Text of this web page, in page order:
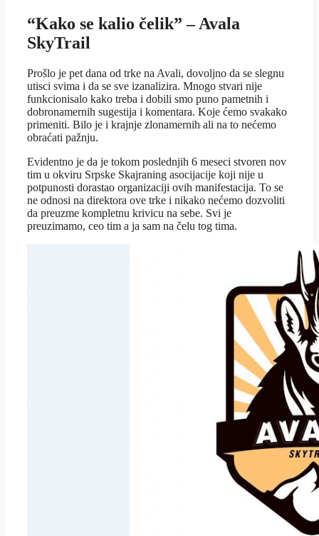
“Kako se kalio čelik” – Avala
SkyTrail
Prošlo je pet dana od trke na Avali, dovoljno da se slegnu
utisci svima i da se sve izanalizira. Mnogo stvari nije
funkcionisalo kako treba i dobili smo puno pametnih i
dobronamernih sugestija i komentara. Koje ćemo svakako
primeniti. Bilo je i krajnje zlonamernih ali na to nećemo
obraćati pažnju.
Evidentno je da je tokom poslednjih 6 meseci stvoren nov
tim u okviru Srpske Skajraning asocijacije koji nije u
potpunosti dorastao organizaciji ovih manifestacija. To se
ne odnosi na direktora ove trke i nikako nećemo dozvoliti
da preuzme kompletnu krivicu na sebe. Svi je
preuzimamo, ceo tim a ja sam na čelu tog tima.